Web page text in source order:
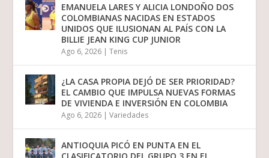
EMANUELA LARES Y ALICIA LONDOÑO DOS
COLOMBIANAS NACIDAS EN ESTADOS
UNIDOS QUE ILUSIONAN AL PAÍS CON LA
BILLIE JEAN KING CUP JUNIOR
Ago 6, 2026 |Tenis
¿LA CASA PROPIA DEJÓ DE SER PRIORIDAD?
EL CAMBIO QUE IMPULSA NUEVAS FORMAS
DE VIVIENDA E INVERSIÓN EN COLOMBIA
Ago 6, 2026 |Variedades
ANTIOQUIA PICÓ EN PUNTA EN EL
CLASIFICATORIO DEL GRUPO 3 EN EL